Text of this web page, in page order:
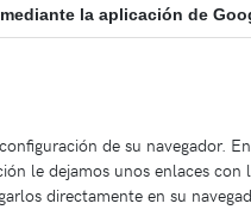
la aplicación de
de su navegador.
le dejamos unos enlaces con
directamente en su